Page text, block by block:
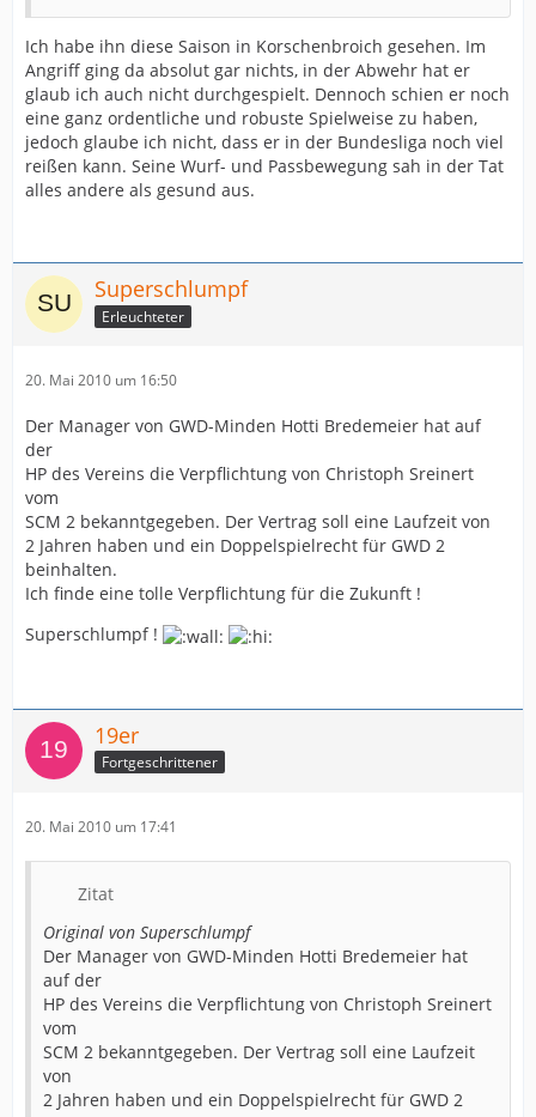
Ich habe ihn diese Saison in Korschenbroich gesehen. Im
Angriff ging da absolut gar nichts, in der Abwehr hat er
glaub ich auch nicht durchgespielt. Dennoch schien er noch
eine ganz ordentliche und robuste Spielweise zu haben,
jedoch glaube ich nicht, dass er in der Bundesliga noch viel
reißen kann. Seine Wurf- und Passbewegung sah in der Tat
alles andere als gesund aus.
Superschlumpf
Erleuchteter
20. Mai 2010 um 16:50
Der Manager von GWD-Minden Hotti Bredemeier hat auf
der
HP des Vereins die Verpflichtung von Christoph Sreinert
vom
SCM 2 bekanntgegeben. Der Vertrag soll eine Laufzeit von
2 Jahren haben und ein Doppelspielrecht für GWD 2
beinhalten.
Ich finde eine tolle Verpflichtung für die Zukunft !
Superschlumpf !
19er
Fortgeschrittener
20. Mai 2010 um 17:41
Zitat
Original von Superschlumpf
Der Manager von GWD-Minden Hotti Bredemeier hat
auf der
HP des Vereins die Verpflichtung von Christoph Sreinert
vom
SCM 2 bekanntgegeben. Der Vertrag soll eine Laufzeit
von
2 Jahren haben und ein Doppelspielrecht für GWD 2